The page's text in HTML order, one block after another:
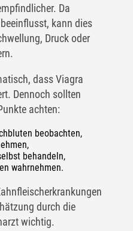
Da
kann dies
Druck oder
dass Viagra
Dennoch sollten
achten:
beobachten,
behandeln,
wahrnehmen.
durch die
wichtig.